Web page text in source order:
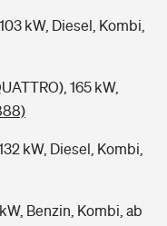
kW, Diesel, Kombi,
165 kW,
kW, Diesel, Kombi,
Benzin, Kombi, ab